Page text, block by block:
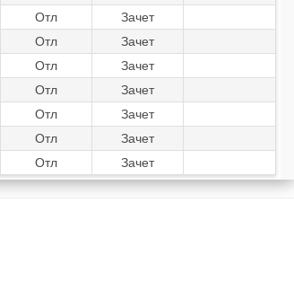
Отл
Зачет
Отл
Зачет
Отл
Зачет
Отл
Зачет
Отл
Зачет
Отл
Зачет
Отл Зачет